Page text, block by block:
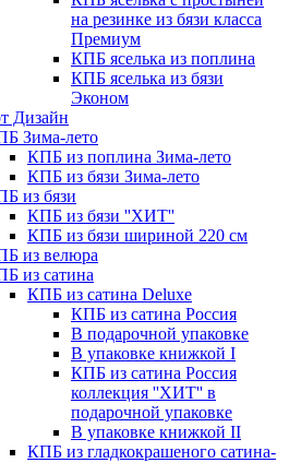
на резинке из бязи класса
Премиум
КПБ яселька из поплина
КПБ яселька из бязи
Эконом
Дизайн
Зима-лето
КПБ из поплина Зима-лето
КПБ из бязи Зима-лето
из бязи
КПБ из бязи ''ХИТ''
КПБ из бязи шириной 220 см
из велюра
из сатина
КПБ из сатина Deluxe
КПБ из сатина Россия
В подарочной упаковке
В упаковке книжкой I
КПБ из сатина Россия
коллекция ''ХИТ'' в
подарочной упаковке
В упаковке книжкой II
КПБ из гладкокрашеного сатина-